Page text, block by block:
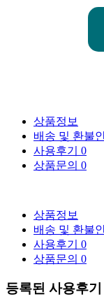
상품정보
배송 및 환불
사용후기 0
상품문의 0
상품정보
배송 및 환불
사용후기 0
상품문의 0
등록된 사용후기